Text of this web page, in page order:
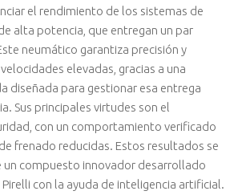
el rendimiento de los sistemas de
alta potencia, que entregan un par
neumático garantiza precisión y
elevadas, gracias a una
diseñada para gestionar esa entrega
Sus principales virtudes son el
con un comportamiento verificado
frenado reducidas. Estos resultados se
compuesto innovador desarrollado
con la ayuda de inteligencia artificial.